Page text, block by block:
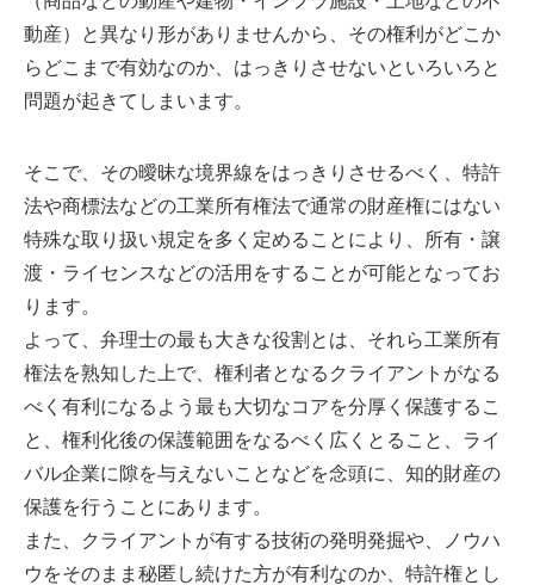
動産）と異なり形がありませんから、その権利がどこか
らどこまで有効なのか、はっきりさせないといろいろと
問題が起きてしまいます。
そこで、その曖昧な境界線をはっきりさせるべく、特許
法や商標法などの工業所有権法で通常の財産権にはない
特殊な取り扱い規定を多く定めることにより、所有・譲
渡・ライセンスなどの活用をすることが可能となってお
ります。
よって、弁理士の最も大きな役割とは、それら工業所有
権法を熟知した上で、権利者となるクライアントがなる
べく有利になるよう最も大切なコアを分厚く保護するこ
と、権利化後の保護範囲をなるべく広くとること、ライ
バル企業に隙を与えないことなどを念頭に、知的財産の
保護を行うことにあります。
また、クライアントが有する技術の発明発掘や、ノウハ
ウをそのまま秘匿し続けた方が有利なのか、特許権とし